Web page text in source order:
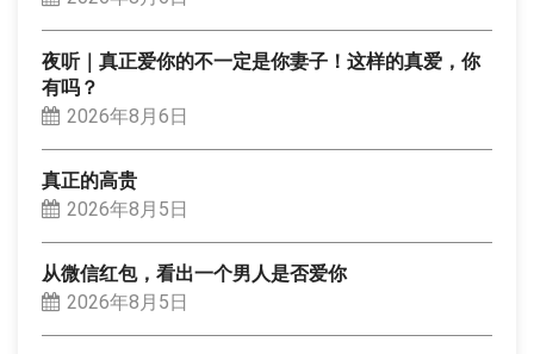
夜听｜真正爱你的不一定是你妻子！这样的真爱，你
有吗？
2026年8月6日
真正的高贵
2026年8月5日
从微信红包，看出一个男人是否爱你
2026年8月5日